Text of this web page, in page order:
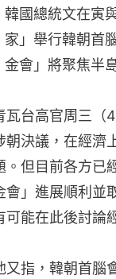
韓國總統文在寅
家」舉行韓朝首
金會」將聚焦半
瓦台高官周三（
朝決議，在經濟
。但目前各方已
會」進展順利並
可能在此後討論
又指，韓朝首腦